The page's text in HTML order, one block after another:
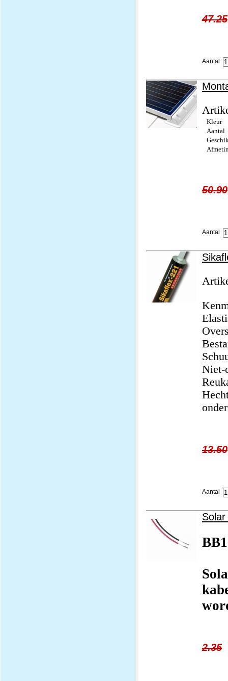
47.25
Aantal
Kleur
Aantal
50.90
Aantal
Niet-
13.50
Aantal
2.35